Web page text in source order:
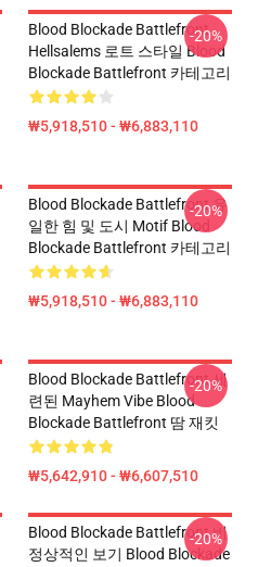
Blood Blockade Battlefront
Hellsalems 로트 스타일 Blood
Blockade Battlefront 카테고리
₩5,918,510 - ₩6,883,110
-20%
Blood Blockade Battlefront 유
일한 힘 및 도시 Motif Blood
Blockade Battlefront 카테고리
₩5,918,510 - ₩6,883,110
-20%
Blood Blockade Battlefront 세
련된 Mayhem Vibe Blood
Blockade Battlefront 땀 재킷
₩5,642,910 - ₩6,607,510
-20%
Blood Blockade Battlefront 비
정상적인 보기 Blood Blockade
-20%